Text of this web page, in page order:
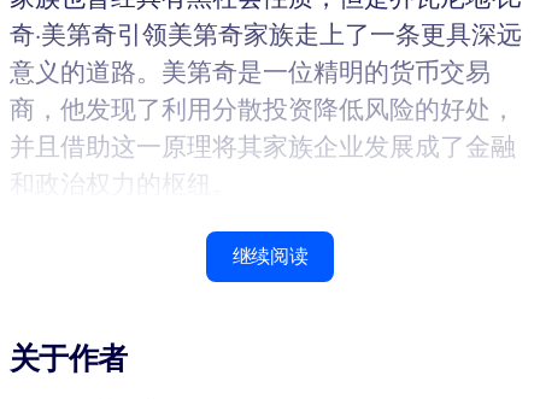
奇·美第奇引领美第奇家族走上了一条更具深远
意义的道路。美第奇是一位精明的货币交易
商，他发现了利用分散投资降低风险的好处，
并且借助这一原理将其家族企业发展成了金融
和政治权力的枢纽。
继续阅读
关于作者